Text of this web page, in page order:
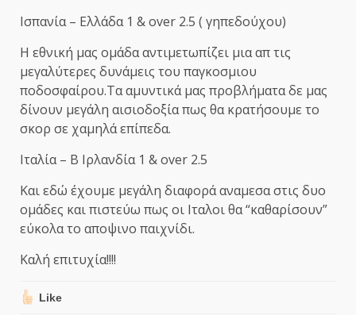
Ισπανία – Ελλάδα 1 & over 2.5 ( γηπεδούχου)
Η εθνική μας ομάδα αντιμετωπίζει μια απ τις
μεγαλύτερες δυνάμεις του παγκοσμιου
ποδοσφαίρου.Τα αμυντικά μας προβλήματα δε μας
δίνουν μεγάλη αισιοδοξία πως θα κρατήσουμε το
σκορ σε χαμηλά επίπεδα.
Ιταλία – Β Ιρλανδία 1 & over 2.5
Και εδώ έχουμε μεγάλη διαφορά αναμεσα στις δυο
ομάδες και πιστεύω πως οι Ιταλοι θα “καθαρίσουν”
εύκολα το αποψινο παιχνίδι.
Καλή επιτυχία!!!!
Like